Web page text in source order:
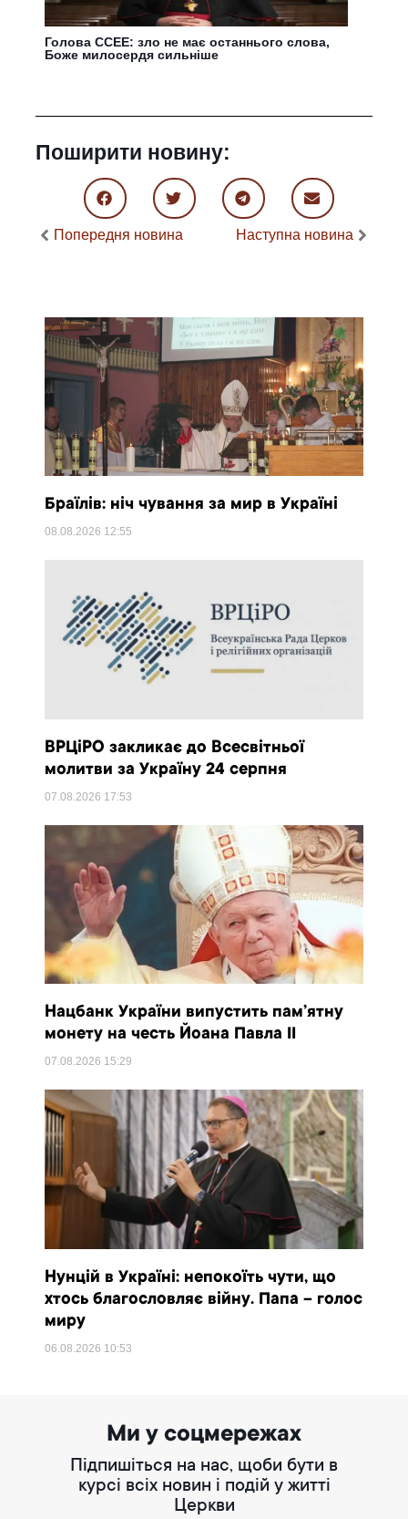
Голова CCEE: зло не має останнього слова,
Боже милосердя сильніше
Поширити новину:
Попередня новина Наступна новина
Браїлів: ніч чування за мир в Україні
08.08.2026 12:55
ВРЦіРО закликає до Всесвітньої
молитви за Україну 24 серпня
07.08.2026 17:53
Нацбанк України випустить пам’ятну
монету на честь Йоана Павла II
07.08.2026 15:29
Нунцій в Україні: непокоїть чути, що
хтось благословляє війну. Папа – голос
миру
06.08.2026 10:53
Ми у соцмережах
Підпишіться на нас, щоби бути в
курсі всіх новин і подій у житті
Церкви